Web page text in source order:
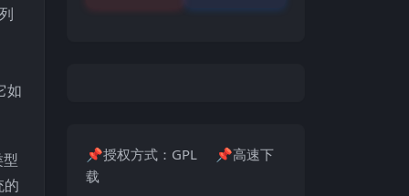
如
的
📌授权方式：GPL 📌高速下
载